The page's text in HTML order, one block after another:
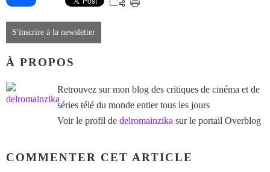
S'inscrire à la newsletter
À PROPOS
Retrouvez sur mon blog des critiques de cinéma et de
séries télé du monde entier tous les jours
Voir le profil de delromainzika sur le portail Overblog
COMMENTER CET ARTICLE